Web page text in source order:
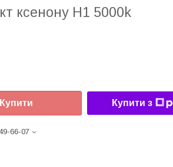
ксенону H1 5000k
Купити Купити з
66-07